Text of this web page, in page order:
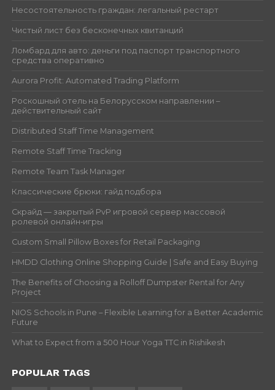
Несостоятельность граждан: легальный рестарт
Чистый лист без бесконечных квитанций
Ломбард для авто: деньги под паспорт транспортного
средства оперативно
Aurora Profit: Automated Trading Platform
Роскошный отель на Белорусском направлении –
действительный сайт
Distributed Staff Time Management
Remote Staff Time Tracking
Remote Team Task Manager
Классические брюки: гайд подбора
Скрайд — закрытый PvP игровой сервер массовой
ролевой онлайн‑игры
Custom Small Pillow Boxes for Retail Packaging
HMDD Clothing Online Shopping Guide | Safe and Easy Buying
The Benefits of Choosing a Rolloff Dumpster Rental for Any
Project
NIOS Schools in Pune – Flexible Learning for a Better Academic
Future
What to Expect from a 500 Hour Yoga TTC in Rishikesh
POPULAR TAGS